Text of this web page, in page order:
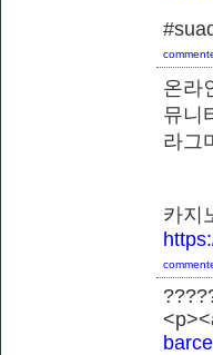
온라
뮤니
라
카지